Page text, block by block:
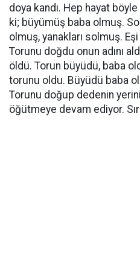
doya kandı. Hep hayat
ki; büyümüş baba olmuş.
olmuş, yanakları solmuş.
Torunu doğdu onun adını
öldü. Torun büyüdü, baba
torunu oldu. Büyüdü baba
Torunu doğup dedenin
öğütmeye devam ediyor.